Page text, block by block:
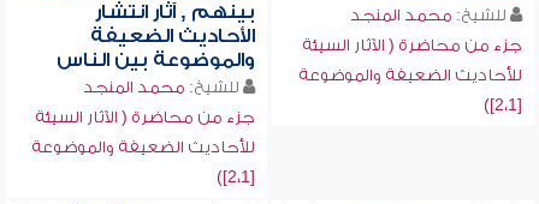
للشيخ: محمد المنجد
جزء من محاضرة ( الآثار السيئة
للأحاديث الضعيفة والموضوعة
[2،1])
بينهم , آثار انتشار
الأحاديث الضعيفة
والموضوعة بين الناس
للشيخ: محمد المنجد
جزء من محاضرة ( الآثار السيئة
للأحاديث الضعيفة والموضوعة
[2،1])